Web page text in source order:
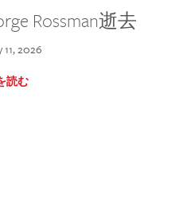
Rossman逝去
2026
読む